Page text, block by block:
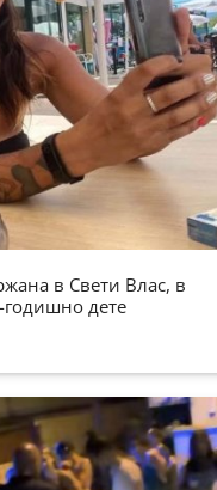
в Свети Влас, в
дете